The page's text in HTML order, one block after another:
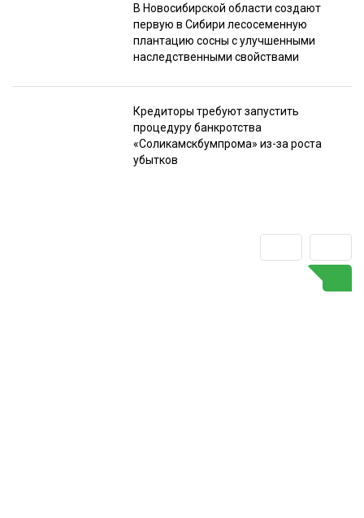
В Новосибирской области создают
первую в Сибири лесосеменную
плантацию сосны с улучшенными
наследственными свойствами
Кредиторы требуют запустить
процедуру банкротства
«Соликамскбумпрома» из-за роста
убытков